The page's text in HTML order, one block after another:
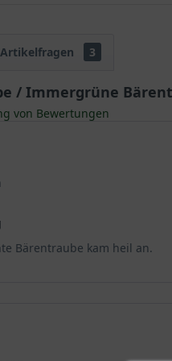
Artikelfragen 3
/ Immergrüne
von Bewertungen
Bärentraube kam heil an.